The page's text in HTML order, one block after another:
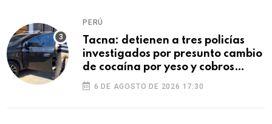
PERÚ
Tacna: detienen a tres policías
investigados por presunto cambio
de cocaína por yeso y cobros
ilegales
6 DE AGOSTO DE 2026 17:30